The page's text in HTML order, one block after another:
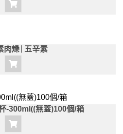
肉燥│五辛素
-300ml((無蓋)100個/箱